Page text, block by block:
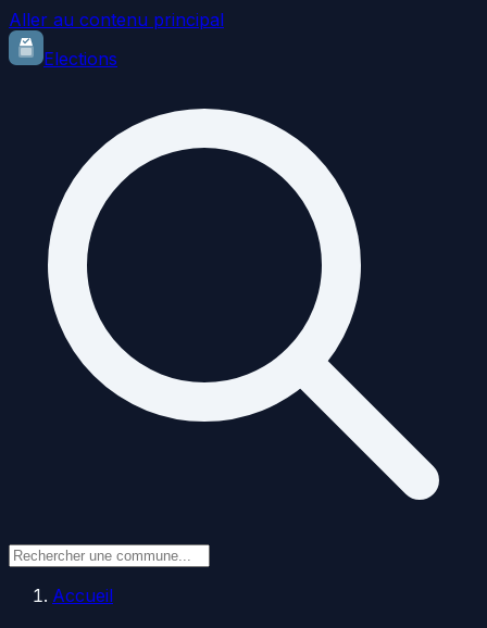
Aller au contenu principal
Elections
Accueil